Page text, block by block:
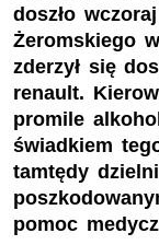
doszło
Żeromskiego
zderzył się
renault.
promile
świadkiem
tamtędy
pomoc